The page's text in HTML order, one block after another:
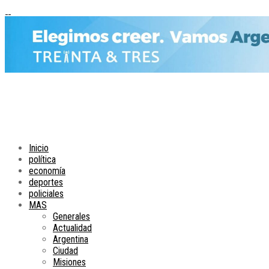
Inicio
política
economía
deportes
policiales
MAS
Generales
Actualidad
Argentina
Ciudad
Misiones